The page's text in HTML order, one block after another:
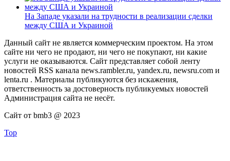
На Западе указали на трудности в реализации сделки
между США и Украиной
Данный сайт не является коммерческим проектом. На этом
сайте ни чего не продают, ни чего не покупают, ни какие
услуги не оказываются. Сайт представляет собой ленту
новостей RSS канала news.rambler.ru, yandex.ru, newsru.com и
lenta.ru . Материалы публикуются без искажения,
ответственность за достоверность публикуемых новостей
Администрация сайта не несёт.
Сайт от bmb3 @ 2023
Top